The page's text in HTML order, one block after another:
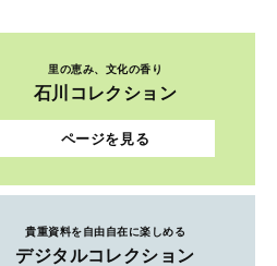
里の恵み、文化の香り
石川コレクション
ページを見る
貴重資料を自由自在に楽しめる
デジタルコレクション